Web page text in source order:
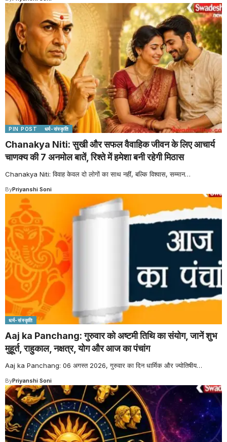
PIN POST धर्म-संस्कृति
Chanakya Niti: सुखी और सफल वैवाहिक जीवन के लिए आचार्य
चाणक्य की 7 अनमोल बातें, रिश्ते में हमेशा बनी रहेगी मिठास
Chanakya Niti: विवाह केवल दो लोगों का साथ नहीं, बल्कि विश्वास, सम्मान…
ByPriyanshi Soni
धर्म-संस्कृति
Aaj ka Panchang: गुरुवार को अष्टमी तिथि का संयोग, जानें शुभ
मुहूर्त, राहुकाल, नक्षत्र, योग और आज का पंचांग
Aaj ka Panchang: 06 अगस्त 2026, गुरुवार का दिन धार्मिक और ज्योतिषीय…
ByPriyanshi Soni